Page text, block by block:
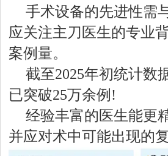
手术设备的先进性需
应关注主刀医生的专业
案例量。
截至2025年初统计数
已突破25万余例!
经验丰富的医生能更
并应对术中可能出现的